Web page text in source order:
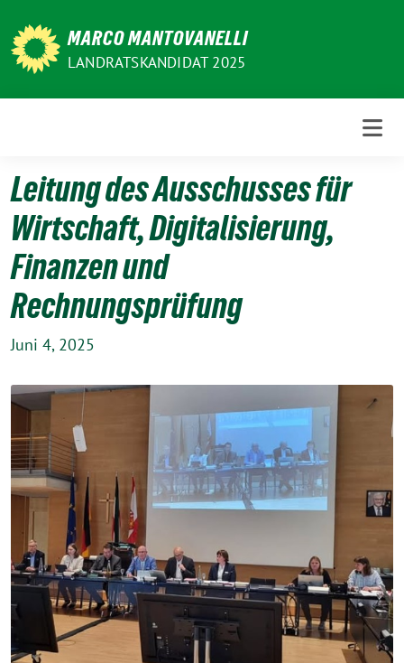
zum
Inhalt
MARCO MANTOVANELLI
LANDRATSKANDIDAT 2025
Leitung des Ausschusses für
Wirtschaft, Digitalisierung,
Finanzen und
Rechnungsprüfung
Juni 4, 2025